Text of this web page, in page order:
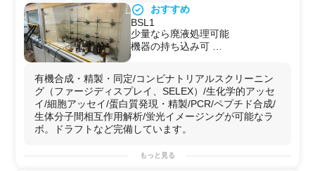
おすすめ
BSL1
少量なら廃液処理可能
機器の持ち込み可
居室 シェアあり
ラボのWi-Fi利用可能
有機合成・精製・同定/コンビナトリアルスクリーニン
グ（ファージディスプレイ、SELEX）/生化学的アッセ
イ/細胞アッセイ/蛋白質発現・精製/PCR/ペプチド合成/
生体分子間相互作用解析/蛍光イメージングが可能なラ
ボ。ドラフトなど完備しています。
もっと見る